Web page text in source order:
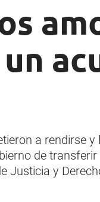
a rendirse
de
Justicia y